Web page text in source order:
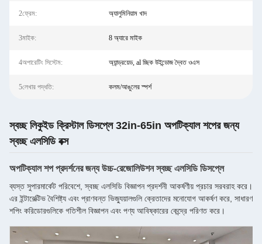
2ফ্রেম: অ্যালুমিনিয়াম খাদ
3মাইক: 8 অ্যারে মাইক
4অপারেটিং সিস্টেম: অ্যান্ড্রয়েড, al চ্ছিক উইন্ডোজ দ্বৈত ওএস
5লেখার পদ্ধতি: কলম/আঙুলের স্পর্শ
স্বচ্ছ লিকুইড ক্রিস্টাল ডিসপ্লে 32in-65in অপটিক্যাল শপের জন্য
স্বচ্ছ এলসিডি বক্স
অপটিক্যাল শপ প্রদর্শনের জন্য উচ্চ-রেজোলিউশন স্বচ্ছ এলসিডি ডিসপ্লে
ব্যস্ত সুপারমার্কেট পরিবেশে, স্বচ্ছ এলসিডি বিজ্ঞাপন প্রদর্শনী আকর্ষণীয় প্রচার সরবরাহ করে।
এর ইন্টারেক্টিভ বৈশিষ্ট্য এবং প্রাণবন্ত ভিজ্যুয়ালগুলি ক্রেতাদের মনোযোগ আকর্ষণ করে, সাধারণ
শপিং করিডোরগুলিকে গতিশীল বিজ্ঞাপন এবং পণ্য আবিষ্কারের কেন্দ্রে পরিণত করে।